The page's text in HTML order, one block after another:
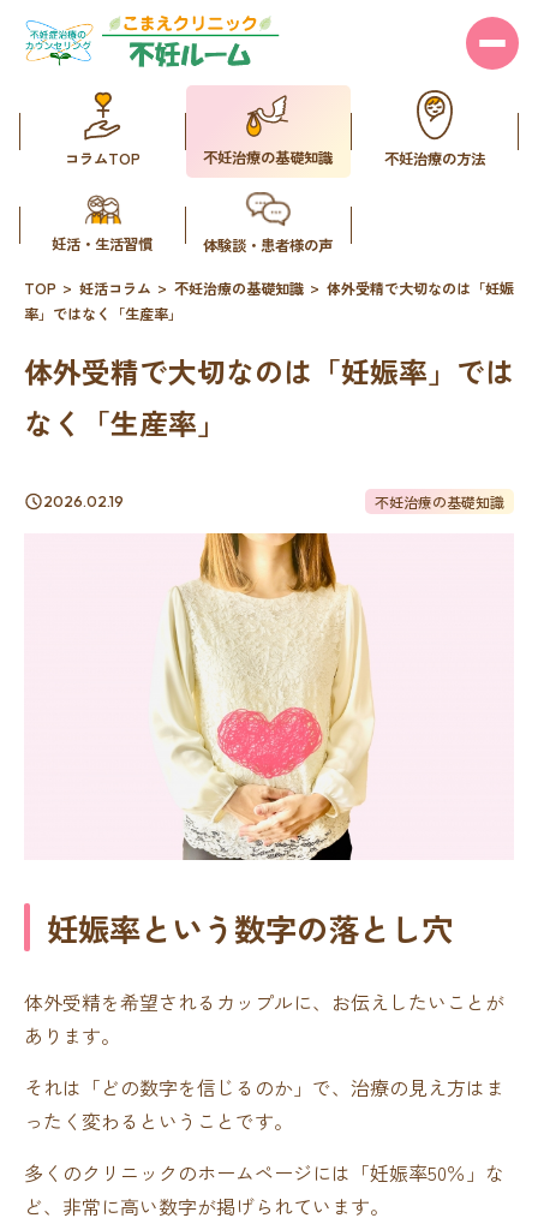
コラムTOP 不妊治療の基礎知識 不妊治療の方法
妊活・生活習慣 体験談・患者様の声
TOP 妊活コラム 不妊治療の基礎知識
体外受精で大切なのは「妊娠
率」ではなく「生産率」
体外受精で大切なのは「妊娠率」では
なく「生産率」
2026.02.19 不妊治療の基礎知識
妊娠率という数字の落とし穴
体外受精を希望されるカップルに、お伝えしたいことが
あります。
それは「どの数字を信じるのか」で、治療の見え方はま
ったく変わるということです。
多くのクリニックのホームページには「妊娠率50％」な
ど、非常に高い数字が掲げられています。